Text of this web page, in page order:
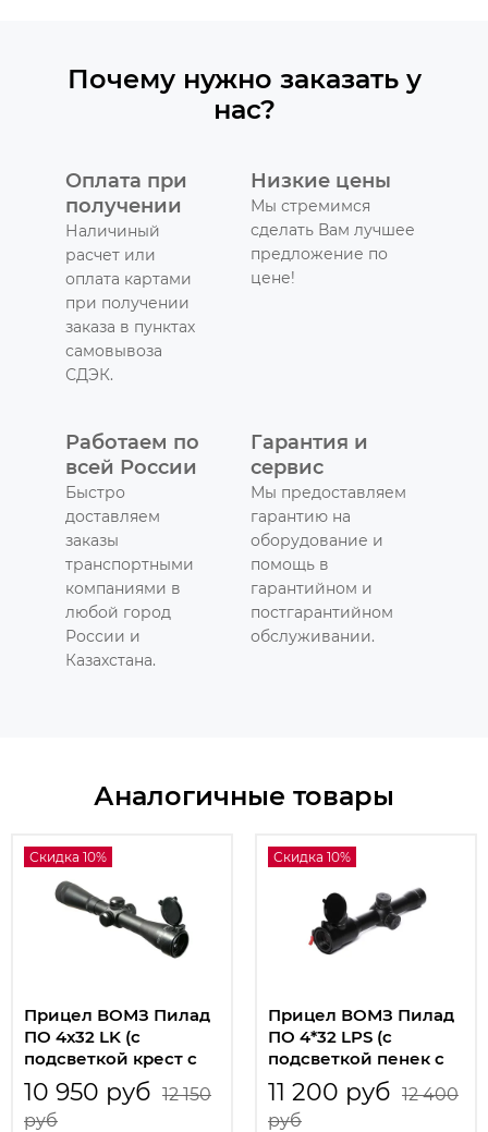
Почему нужно заказать у
нас?
Оплата при
получении
Наличиный
расчет или
оплата картами
при получении
заказа в пунктах
самовывоза
СДЭК.
Низкие цены
Мы стремимся
сделать Вам лучшее
предложение по
цене!
Работаем по
всей России
Быстро
доставляем
заказы
транспортными
компаниями в
любой город
России и
Казахстана.
Гарантия и
сервис
Мы предоставляем
гарантию на
оборудование и
помощь в
гарантийном и
постгарантийном
обслуживании.
Аналогичные товары
Скидка 10%
Прицел ВОМЗ Пилад
ПО 4х32 LK (с
подсветкой крест с
точкой)
10 950 руб 12 150
руб
Скидка 10%
Прицел ВОМЗ Пилад
ПО 4*32 LPS (с
подсветкой пенек с
точкой)
11 200 руб 12 400
руб